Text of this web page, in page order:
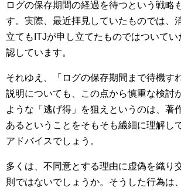
ログの保存期間の経過を待つという戦略
す。実際、最近拝見していたものでは、
立てもITJが申し立てたものではついて
認しています。
それゆえ、「ログの保存期間まで待機す
説明についても、この点から慎重な検討
ような「逃げ得」を狙えというのは、著
あるということをそもそも繊細に理解し
アドバイスでしょう。
多くは、不同意とする理由に虚偽を織り
則ではないでしょうか。そうした行為は